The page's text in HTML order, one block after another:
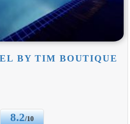
BY TIM BOUTIQUE
8.2/10